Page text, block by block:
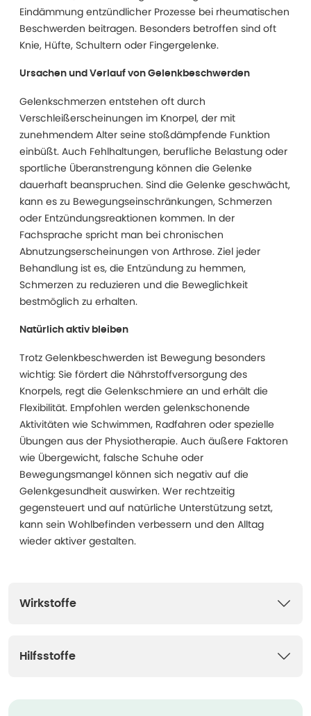
Eindämmung entzündlicher Prozesse bei rheumatischen
Beschwerden beitragen. Besonders betroffen sind oft
Knie, Hüfte, Schultern oder Fingergelenke.
Ursachen und Verlauf von Gelenkbeschwerden
Gelenkschmerzen entstehen oft durch
Verschleißerscheinungen im Knorpel, der mit
zunehmendem Alter seine stoßdämpfende Funktion
einbüßt. Auch Fehlhaltungen, berufliche Belastung oder
sportliche Überanstrengung können die Gelenke
dauerhaft beanspruchen. Sind die Gelenke geschwächt,
kann es zu Bewegungseinschränkungen, Schmerzen
oder Entzündungsreaktionen kommen. In der
Fachsprache spricht man bei chronischen
Abnutzungserscheinungen von Arthrose. Ziel jeder
Behandlung ist es, die Entzündung zu hemmen,
Schmerzen zu reduzieren und die Beweglichkeit
bestmöglich zu erhalten.
Natürlich aktiv bleiben
Trotz Gelenkbeschwerden ist Bewegung besonders
wichtig: Sie fördert die Nährstoffversorgung des
Knorpels, regt die Gelenkschmiere an und erhält die
Flexibilität. Empfohlen werden gelenkschonende
Aktivitäten wie Schwimmen, Radfahren oder spezielle
Übungen aus der Physiotherapie. Auch äußere Faktoren
wie Übergewicht, falsche Schuhe oder
Bewegungsmangel können sich negativ auf die
Gelenkgesundheit auswirken. Wer rechtzeitig
gegensteuert und auf natürliche Unterstützung setzt,
kann sein Wohlbefinden verbessern und den Alltag
wieder aktiver gestalten.
Wirkstoffe
Hilfsstoffe